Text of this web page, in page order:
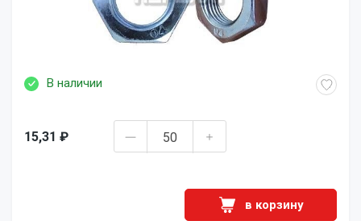
В наличии
15,31 ₽
в корзину